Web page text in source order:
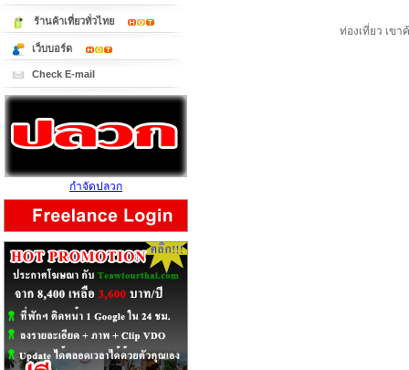
ท่องเที่ยว เข
ร้านค้าเที่ยวทั่วไทย
เว็บบอร์ด
Check E-mail
กำจัดปลวก